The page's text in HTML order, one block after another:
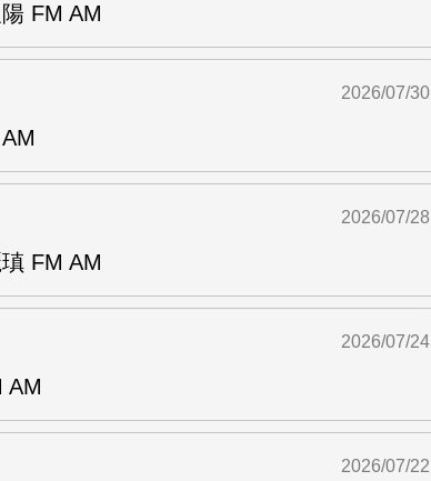
FM AM
2026/07/30
FM AM
2026/07/28
AM
2026/07/24
2026/07/22